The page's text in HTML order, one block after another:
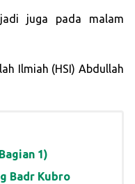
juga pada malam
Ilmiah (HSI) Abdullah
1)
Badr Kubro